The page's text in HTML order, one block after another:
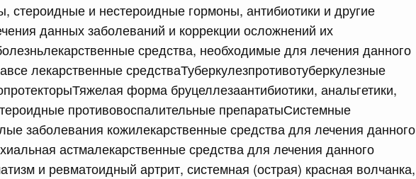
стероидные и нестероидные гормоны, антибиотики и другие
данных заболеваний и коррекции осложнений их
средства, необходимые для лечения данного
лекарственные средстваТуберкулезпротивотуберкулезные
форма бруцеллезаантибиотики, анальгетики,
противовоспалительные препаратыСистемные
заболевания кожилекарственные средства для лечения данного
астмалекарственные средства для лечения данного
и ревматоидный артрит, системная (острая) красная волчанка,
межбюджетных трансфертов, источником
бюджетные ассигнования резервного фонда
федерального бюджета бюджетам Республики Дагестан
проведения аварийно-восстановительных
Республики Дагестан и Чеченской Республики
Федерации от 15.07.2026 г. № 888
Президента Российской Федерации